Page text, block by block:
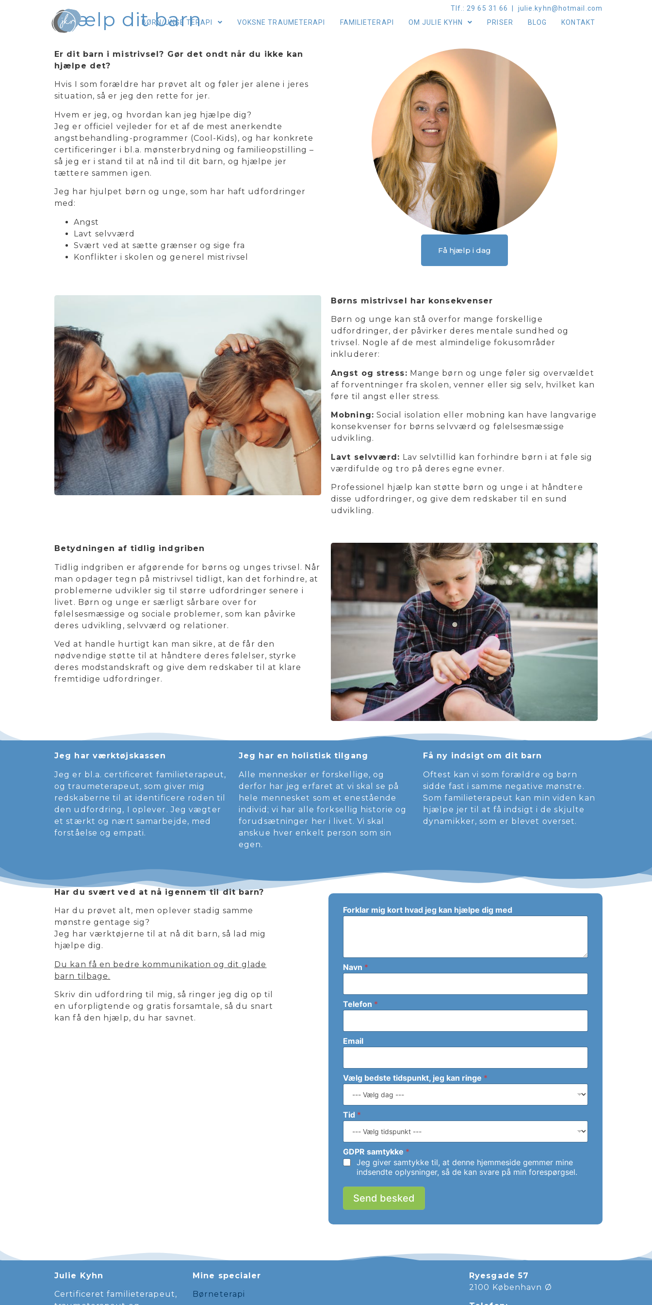
Tlf.: 29 65 31 66 | julie.kyhn@hotmail.com
BØRN/UNGE TERAPI
VOKSNE TRAUMETERAPI FAMILIETERAPI OM JULIE KYHN PRISER BLOG KONTAKT
Hjælp dit barn
Er dit barn i mistrivsel? Gør det ondt når du ikke kan
hjælpe det?
Hvis I som forældre har prøvet alt og føler jer alene i jeres
situation, så er jeg den rette for jer.
Hvem er jeg, og hvordan kan jeg hjælpe dig?
Jeg er officiel vejleder for et af de mest anerkendte
angstbehandling-programmer (Cool-Kids), og har konkrete
certificeringer i bl.a. mønsterbrydning og familieopstilling –
så jeg er i stand til at nå ind til dit barn, og hjælpe jer
tættere sammen igen.
Jeg har hjulpet børn og unge, som har haft udfordringer
med:
Angst
Lavt selvværd
Svært ved at sætte grænser og sige fra
Konflikter i skolen og generel mistrivsel
Få hjælp i dag
Børns mistrivsel har konsekvenser
Børn og unge kan stå overfor mange forskellige
udfordringer, der påvirker deres mentale sundhed og
trivsel. Nogle af de mest almindelige fokusområder
inkluderer:
Angst og stress: Mange børn og unge føler sig overvældet
af forventninger fra skolen, venner eller sig selv, hvilket kan
føre til angst eller stress.
Mobning: Social isolation eller mobning kan have langvarige
konsekvenser for børns selvværd og følelsesmæssige
udvikling.
Lavt selvværd: Lav selvtillid kan forhindre børn i at føle sig
værdifulde og tro på deres egne evner.
Professionel hjælp kan støtte børn og unge i at håndtere
disse udfordringer, og give dem redskaber til en sund
udvikling.
Betydningen af tidlig indgriben
Tidlig indgriben er afgørende for børns og unges trivsel. Når
man opdager tegn på mistrivsel tidligt, kan det forhindre, at
problemerne udvikler sig til større udfordringer senere i
livet. Børn og unge er særligt sårbare over for
følelsesmæssige og sociale problemer, som kan påvirke
deres udvikling, selvværd og relationer.
Ved at handle hurtigt kan man sikre, at de får den
nødvendige støtte til at håndtere deres følelser, styrke
deres modstandskraft og give dem redskaber til at klare
fremtidige udfordringer.
Jeg har værktøjskassen
Jeg er bl.a. certificeret familieterapeut,
og traumeterapeut, som giver mig
redskaberne til at identificere roden til
den udfordring, I oplever. Jeg vægter
et stærkt og nært samarbejde, med
forståelse og empati.
Jeg har en holistisk tilgang
Alle mennesker er forskellige, og
derfor har jeg erfaret at vi skal se på
hele mennesket som et enestående
individ; vi har alle forksellig historie og
forudsætninger her i livet. Vi skal
anskue hver enkelt person som sin
egen.
Få ny indsigt om dit barn
Oftest kan vi som forældre og børn
sidde fast i samme negative mønstre.
Som familieterapeut kan min viden kan
hjælpe jer til at få indsigt i de skjulte
dynamikker, som er blevet overset.
Har du svært ved at nå igennem til dit barn?
Har du prøvet alt, men oplever stadig samme
mønstre gentage sig?
Jeg har værktøjerne til at nå dit barn, så lad mig
hjælpe dig.
Du kan få en bedre kommunikation og dit glade
barn tilbage.
Skriv din udfordring til mig, så ringer jeg dig op til
en uforpligtende og gratis forsamtale, så du snart
kan få den hjælp, du har savnet.
Forklar mig kort hvad jeg kan hjælpe dig med
k
a
h
v
a
h
v
a
Navn *
Telefon *
Email
Vælg bedste tidspunkt, jeg kan ringe *
Tid *
GDPR samtykke *
Jeg giver samtykke til, at denne hjemmeside gemmer mine
indsendte oplysninger, så de kan svare på min forespørgsel.
Send besked
Julie Kyhn
Certificeret familieterapeut,
Mine specialer
Børneterapi
Ryesgade 57
2100 København Ø